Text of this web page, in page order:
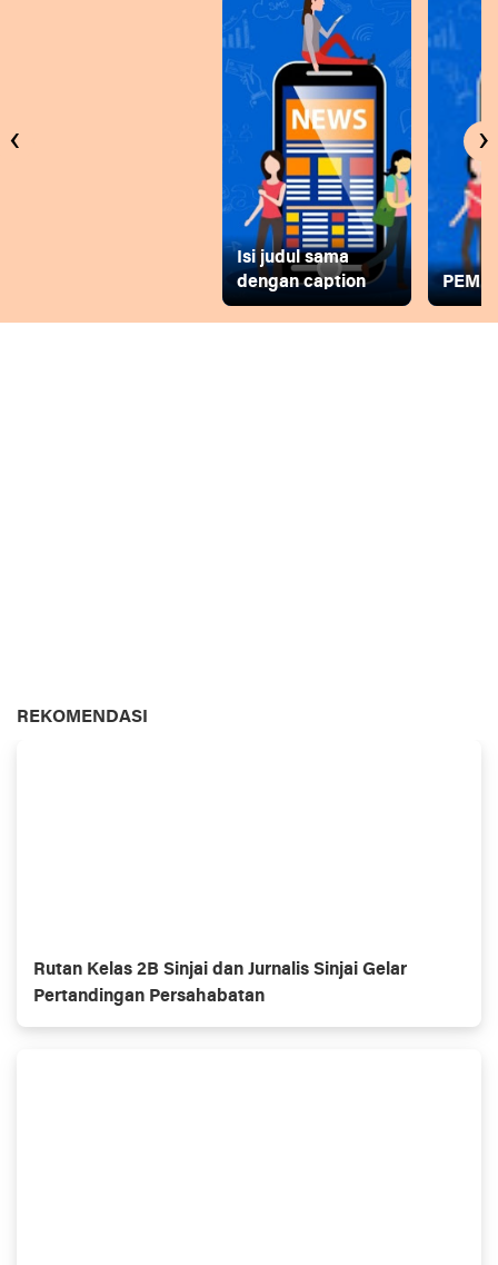
Isi judul sama
dengan caption
‹ ›
REKOMENDASI
Rutan Kelas 2B Sinjai dan Jurnalis Sinjai Gelar
Pertandingan Persahabatan